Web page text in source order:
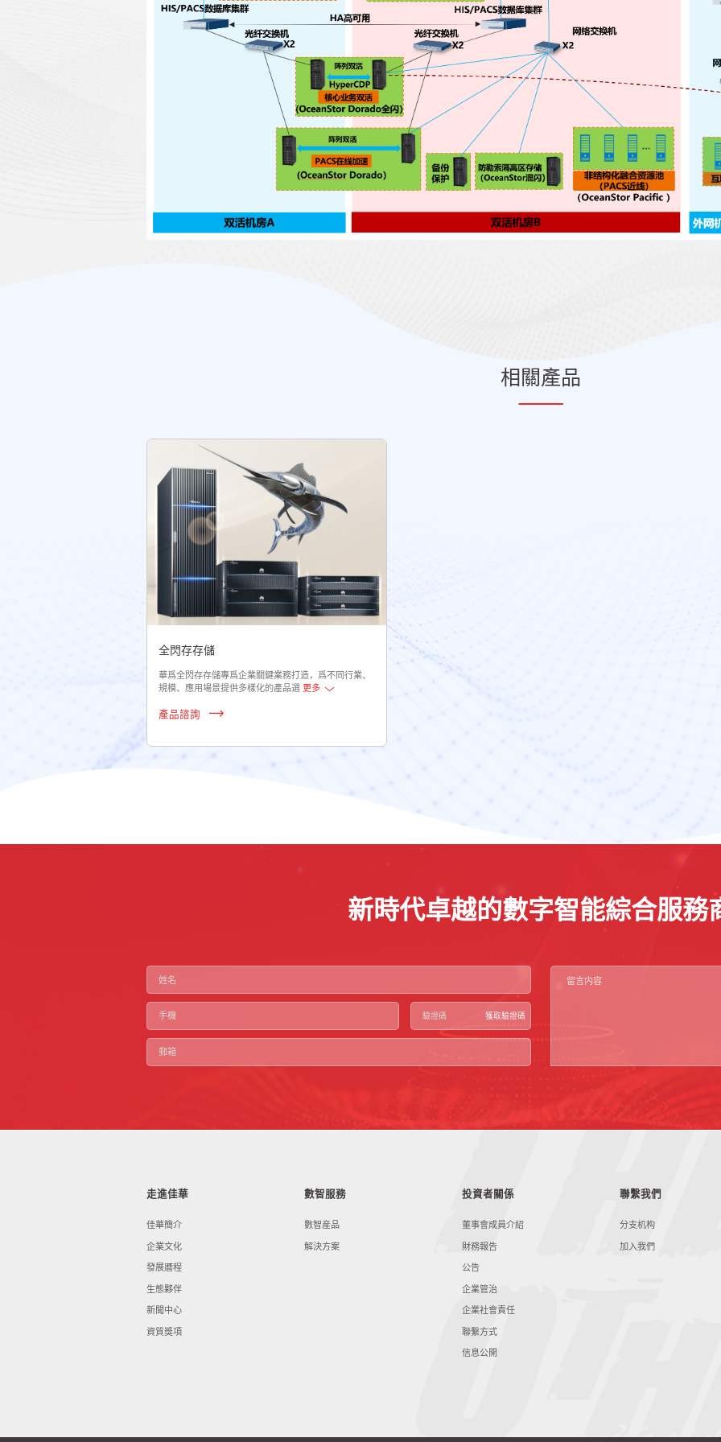
相關產品
全閃存存儲
華爲全閃存存儲專爲企業關鍵業務打造，爲不同行業、
規模、應用場景提供多樣化的產品選更多
產品諮詢
新時代卓越的數字智能綜合服務
獲取驗證碼
走進佳華
佳華簡介
企業文化
發展曆程
生態夥伴
新聞中心
資質獎項
數智服務
數智産品
解決方案
投資者關係
董事會成員介紹
財務報告
公告
企業管治
企業社會責任
聯繫方式
信息公開
聯繫我們
分支机构
加入我們